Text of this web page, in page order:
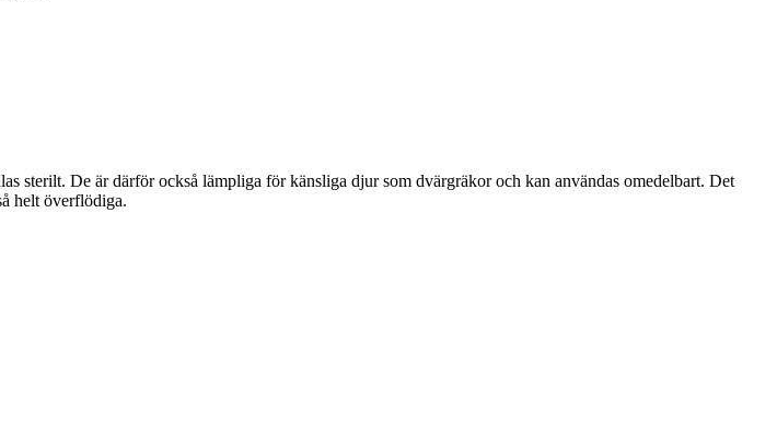
sterilt. De är därför också lämpliga för känsliga djur som dvärgräkor och kan användas omedelbart. Det
helt överflödiga.